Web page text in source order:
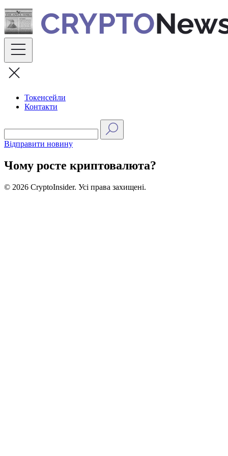
Skip
to
content
Токенсейли
Контакти
Відправити новину
Чому росте криптовалюта?
© 2026 CryptoInsider. Усі права захищені.